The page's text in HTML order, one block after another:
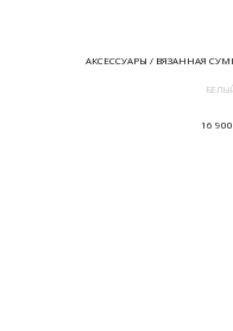
АКСЕССУАРЫ / ВЯЗАННАЯ
16 900